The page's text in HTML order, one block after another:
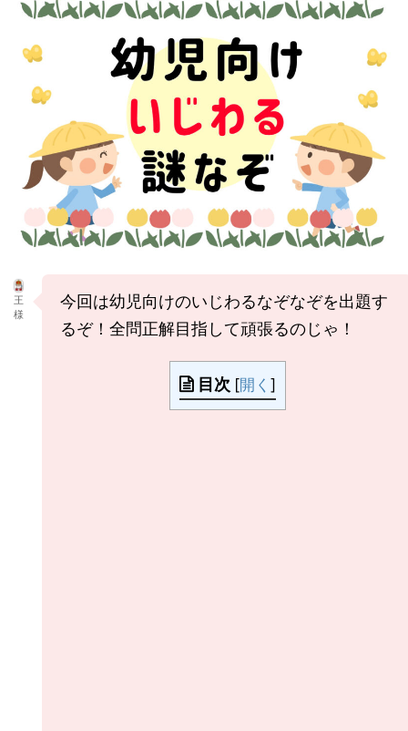
王
様
今回は幼児向けのいじわるなぞなぞを出題す
るぞ！全問正解目指して頑張るのじゃ！
目次 [開く ]